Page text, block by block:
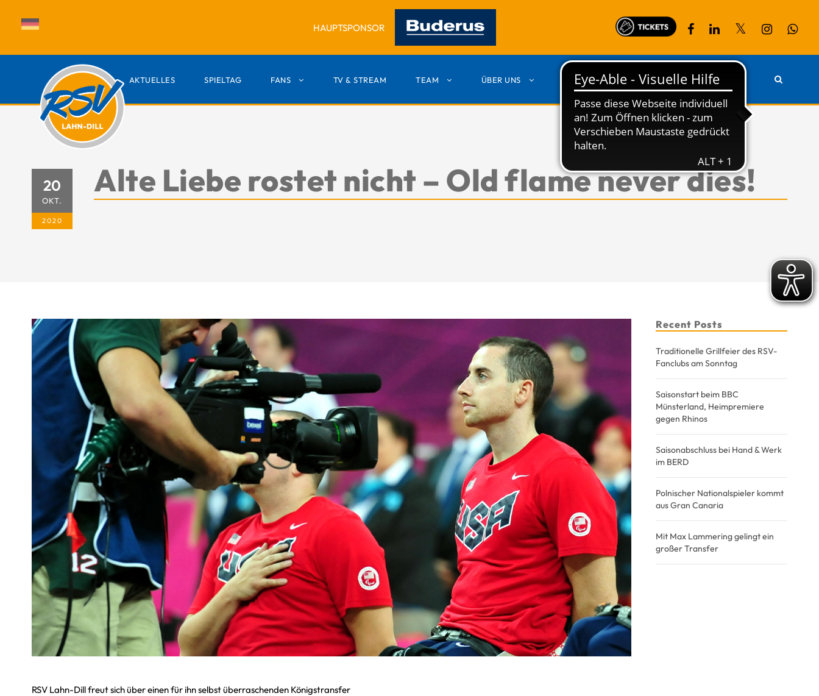
HAUPTSPONSOR
AKTUELLES SPIELTAG FANS TV & STREAM TEAM ÜBER UNS PARTNER KONTAKT
20
OKT.
2020
Alte Liebe rostet nicht – Old flame never dies!
RSV Lahn-Dill freut sich über einen für ihn selbst überraschenden Königstransfer
Recent Posts
Traditionelle Grillfeier des RSV-
Fanclubs am Sonntag
Saisonstart beim BBC
Münsterland, Heimpremiere
gegen Rhinos
Saisonabschluss bei Hand & Werk
im BERD
Polnischer Nationalspieler kommt
aus Gran Canaria
Mit Max Lammering gelingt ein
großer Transfer